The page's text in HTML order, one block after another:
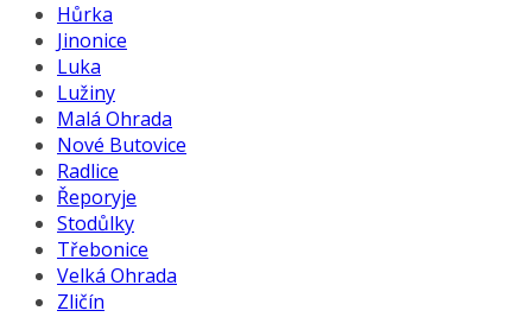
Hůrka
Jinonice
Luka
Lužiny
Malá Ohrada
Nové Butovice
Radlice
Řeporyje
Stodůlky
Třebonice
Velká Ohrada
Zličín